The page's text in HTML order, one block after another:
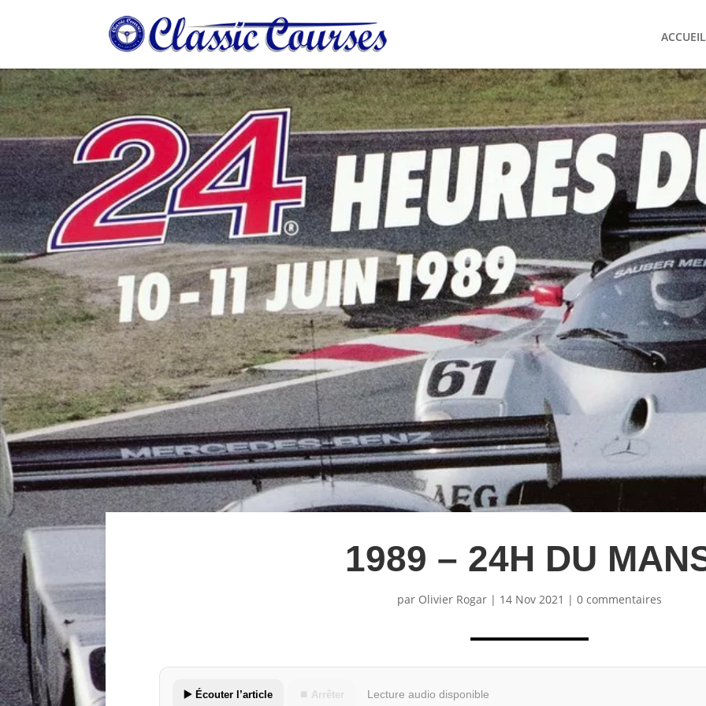
ACCUEIL
1989 – 24H DU
par Olivier Rogar | 14 Nov 2021 | 0 commentaires
▶️ Écouter l’article ⏹ Arrêter Lecture audio disponible